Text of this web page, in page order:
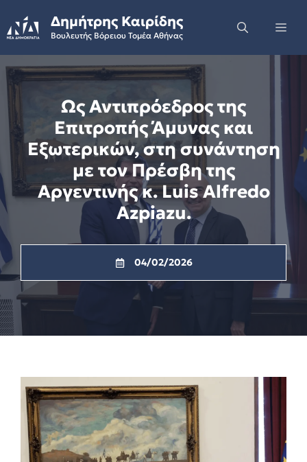
to
content
Δημήτρης Καιρίδης
Βουλευτής Βόρειου Τομέα Αθήνας
Ως Αντιπρόεδρος της
Επιτροπής Άμυνας και
Εξωτερικών, στη συνάντηση
με τον Πρέσβη της
Αργεντινής κ. Luis Alfredo
Azpiazu.
04/02/2026